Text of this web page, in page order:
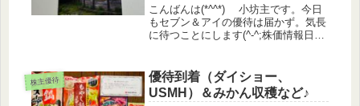
こんばんは(*^^*) 小坊主です。今日
もセブン＆アイの優待は届かず。気長
に待つことにします(^-^;株価情報日経
（うっどさん調べ）株主優待関連IR
サ...
株主優待
優待到着（ダイショー、
USMH）＆みかん収穫など♪